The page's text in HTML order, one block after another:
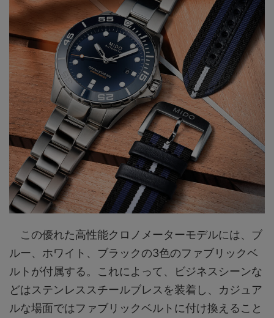
この優れた高性能クロノメーターモデルには、ブ
ルー、ホワイト、ブラックの3色のファブリックベ
ルトが付属する。これによって、ビジネスシーンな
どはステンレススチールブレスを装着し、カジュア
ルな場面ではファブリックベルトに付け換えること